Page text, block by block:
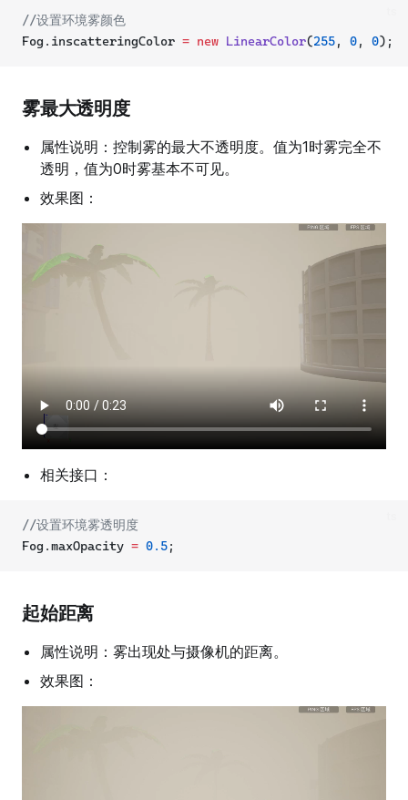
//设置环境雾颜色
Fog.inscatteringColor = new LinearColor(255, 0, 0);
雾最大透明度
属性说明：控制雾的最大不透明度。值为1时雾完全不
透明，值为0时雾基本不可见。
效果图：
相关接口：
//设置环境雾透明度
Fog.maxOpacity = 0.5;
起始距离
属性说明：雾出现处与摄像机的距离。
效果图：